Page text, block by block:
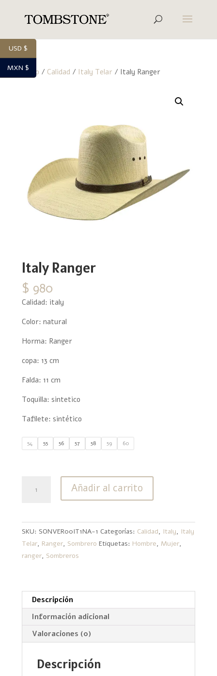
Inicio / Calidad / Italy Telar / Italy Ranger
Italy Ranger
$ 980
Calidad: italy
Color: natural
Horma: Ranger
copa: 13 cm
Falda: 11 cm
Toquilla: sintetico
Tafilete: sintético
54 55 56 57 58 59 60
Ranger
Añadir al carrito
SKU: SONVER00IT1NA-1 Categorías: Calidad, Italy, Italy
Telar, Ranger, Sombrero Etiquetas: Hombre, Mujer,
ranger, Sombreros
Descripción
Información adicional
Valoraciones (0)
Descripción
USD $
MXN $